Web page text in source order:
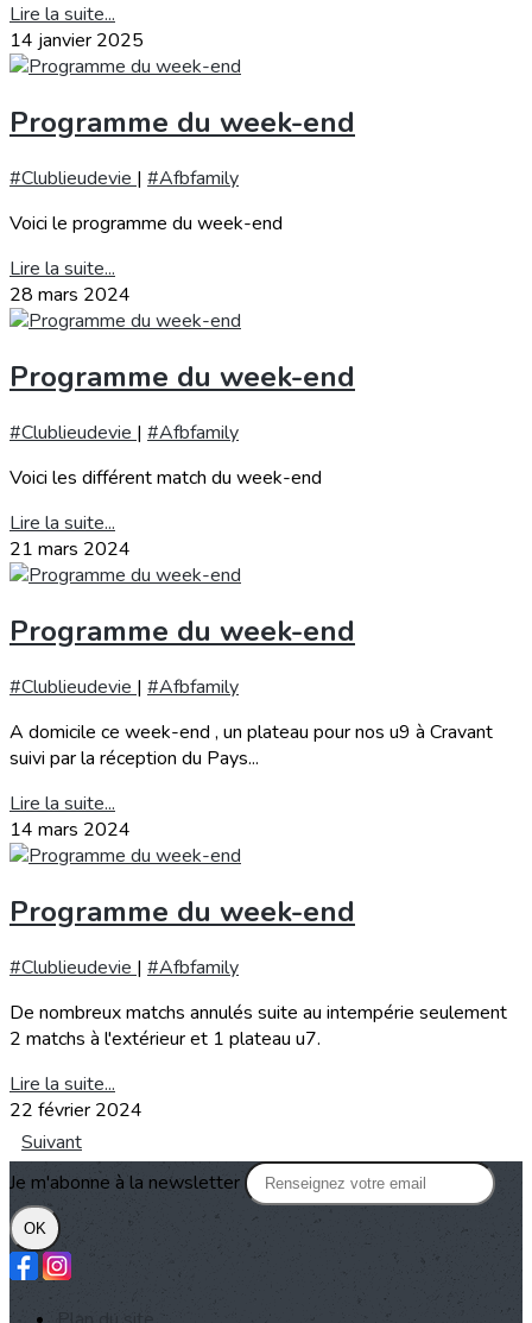
Lire la suite...
14 janvier 2025
Programme du week-end
#Clublieudevie | #Afbfamily
Voici le programme du week-end
Lire la suite...
28 mars 2024
Programme du week-end
#Clublieudevie | #Afbfamily
Voici les différent match du week-end
Lire la suite...
21 mars 2024
Programme du week-end
#Clublieudevie | #Afbfamily
A domicile ce week-end , un plateau pour nos u9 à Cravant
suivi par la réception du Pays...
Lire la suite...
14 mars 2024
Programme du week-end
#Clublieudevie | #Afbfamily
De nombreux matchs annulés suite au intempérie seulement
2 matchs à l'extérieur et 1 plateau u7.
Lire la suite...
22 février 2024
Suivant
Je m'abonne à la newsletter
OK